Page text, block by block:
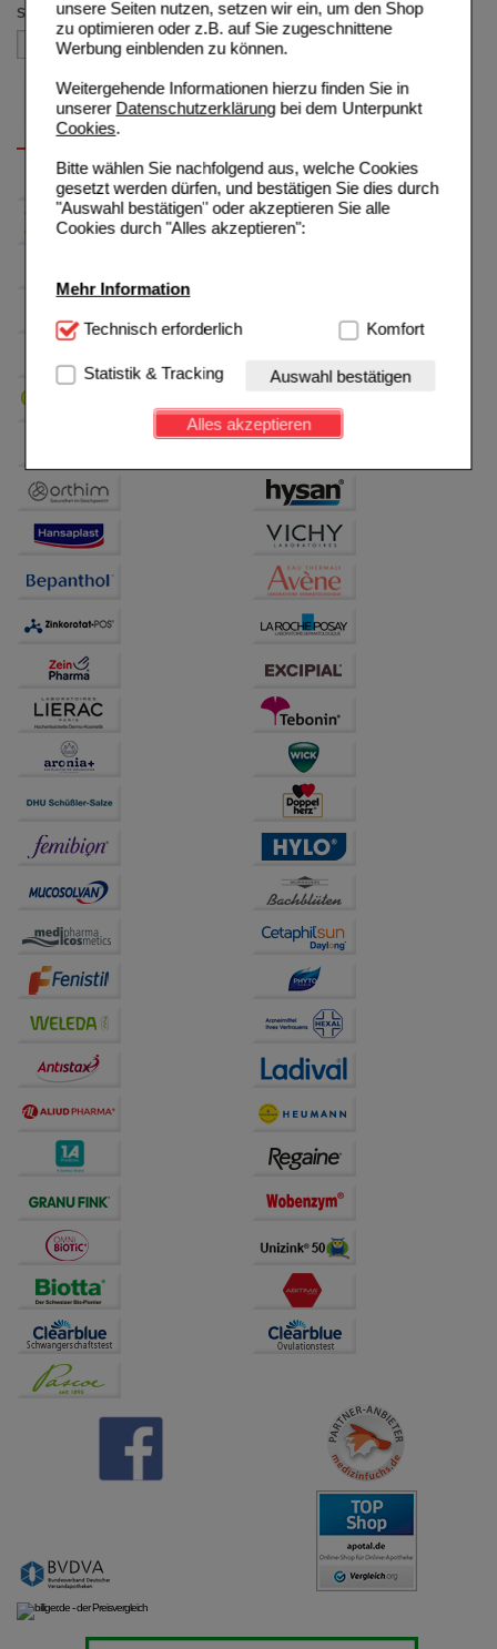
unsere Seiten nutzen, setzen wir ein, um den Shop
zu optimieren oder z.B. auf Sie zugeschnittene
Werbung einblenden zu können.
Weitergehende Informationen hierzu finden Sie in
unserer Datenschutzerklärungbei dem Unterpunkt
Cookies.
Bitte wählen Sie nachfolgend aus, welche Cookies
gesetzt werden dürfen, und bestätigen Sie dies durch
"Auswahl bestätigen" oder akzeptieren Sie alle
Cookies durch "Alles akzeptieren":
Mehr Information
Technisch Notwendig:Hierbei handelt es sich um
Website notwendig sind (z.B. Navigation, Warenkorb,
Kundenkonto), weshalb auf diese nicht verzichtet
werden kann.
Einkaufserlebnis noch ansprechender zu gestalten,
beispielsweise für die Wiedererkennung des
Besuchers oder unsere Seite an bevorzugte
Verhaltensweisen (z.B. Spracheinstellung)
anzupassen. Komfort-Cookies ermöglichen es uns
auch auf Ihre Bedürfnisse zugeschrittene Inhalte
anzuzeigen und unser Partnerprogramm zu
Informationen über die Art und Weise der Nutzung
Website weiter für Sie optimieren können, den Inhalt
auf unserer Website aber auch die Werbung auf
Drittseiten möglichst relevant für Sie zu gestalten.
Bitte beachten Sie, dass Daten hierfür teilweise an
Dritte wie z.B. Google oder soziale Medien
übertragen werden.
Technisch erforderlich Komfort
Statistik & Tracking Auswahl bestätigen
Alles akzeptieren
Sortieren nach